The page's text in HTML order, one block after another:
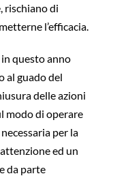
rischiano di
l’efficacia.
questo anno
al guado del
delle azioni
modo di operare
per la
ed un
da parte